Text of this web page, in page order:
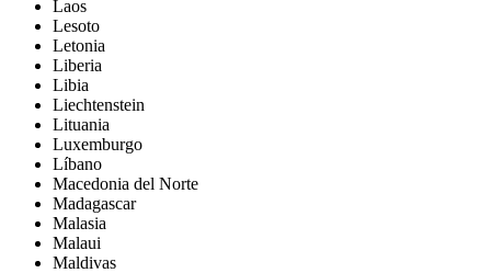
Laos
Lesoto
Letonia
Liberia
Libia
Liechtenstein
Lituania
Luxemburgo
Líbano
Macedonia del Norte
Madagascar
Malasia
Malaui
Maldivas